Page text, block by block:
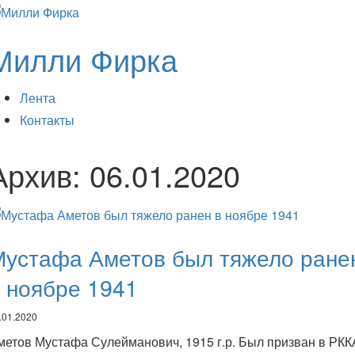
Фирка
Лента
Контакты
06.01.2020
Аметов был тяжело
ноябре 1941
Мустафа Сулейманович, 1915 г.р. Был призван в